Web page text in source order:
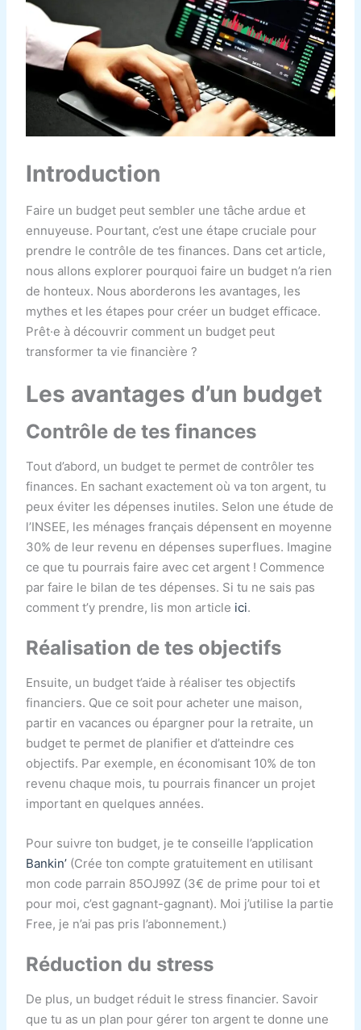
Introduction
Faire un budget peut sembler une tâche ardue et
ennuyeuse. Pourtant, c’est une étape cruciale pour
prendre le contrôle de tes finances. Dans cet article,
nous allons explorer pourquoi faire un budget n’a rien
de honteux. Nous aborderons les avantages, les
mythes et les étapes pour créer un budget efficace.
Prêt·e à découvrir comment un budget peut
transformer ta vie financière ?
Les avantages d’un budget
Contrôle de tes finances
Tout d’abord, un budget te permet de contrôler tes
finances. En sachant exactement où va ton argent, tu
peux éviter les dépenses inutiles. Selon une étude de
l’INSEE, les ménages français dépensent en moyenne
30% de leur revenu en dépenses superflues. Imagine
ce que tu pourrais faire avec cet argent ! Commence
par faire le bilan de tes dépenses. Si tu ne sais pas
comment t’y prendre, lis mon article ici.
Réalisation de tes objectifs
Ensuite, un budget t’aide à réaliser tes objectifs
financiers. Que ce soit pour acheter une maison,
partir en vacances ou épargner pour la retraite, un
budget te permet de planifier et d’atteindre ces
objectifs. Par exemple, en économisant 10% de ton
revenu chaque mois, tu pourrais financer un projet
important en quelques années.
Pour suivre ton budget, je te conseille l’application
Bankin’ (Crée ton compte gratuitement en utilisant
mon code parrain 85OJ99Z (3€ de prime pour toi et
pour moi, c’est gagnant-gagnant). Moi j’utilise la partie
Free, je n’ai pas pris l’abonnement.)
Réduction du stress
De plus, un budget réduit le stress financier. Savoir
que tu as un plan pour gérer ton argent te donne une